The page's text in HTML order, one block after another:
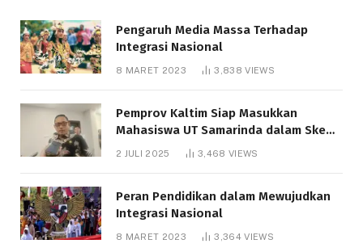
Pengaruh Media Massa Terhadap
Integrasi Nasional
8 MARET 2023 3,838VIEWS
Pemprov Kaltim Siap Masukkan
Mahasiswa UT Samarinda dalam Skema
Bantuan Pendidikan Gratispol
2 JULI 2025 3,468 VIEWS
Peran Pendidikan dalam Mewujudkan
Integrasi Nasional
8 MARET 2023 3,364VIEWS